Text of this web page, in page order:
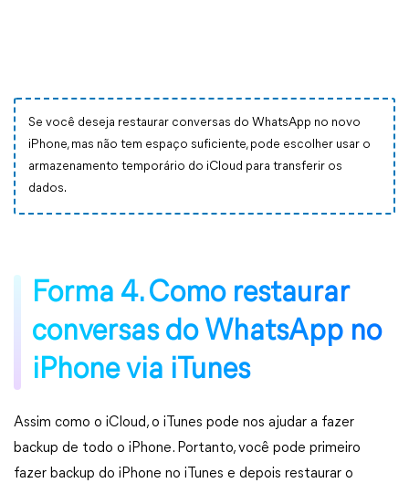
Se você deseja restaurar conversas do WhatsApp no novo
iPhone, mas não tem espaço suficiente, pode escolher usar o
armazenamento temporário do iCloud para transferir os
dados.
Forma 4. Como restaurar
conversas do WhatsApp no
iPhone via iTunes
Assim como o iCloud, o iTunes pode nos ajudar a fazer
backup de todo o iPhone. Portanto, você pode primeiro
fazer backup do iPhone no iTunes e depois restaurar o